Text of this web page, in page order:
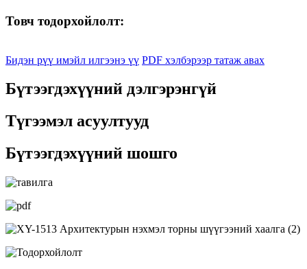
Товч тодорхойлолт:
Бидэн рүү имэйл илгээнэ үү PDF хэлбэрээр татаж авах
Бүтээгдэхүүний дэлгэрэнгүй
Түгээмэл асуултууд
Бүтээгдэхүүний шошго